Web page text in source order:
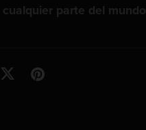
parte del mundo